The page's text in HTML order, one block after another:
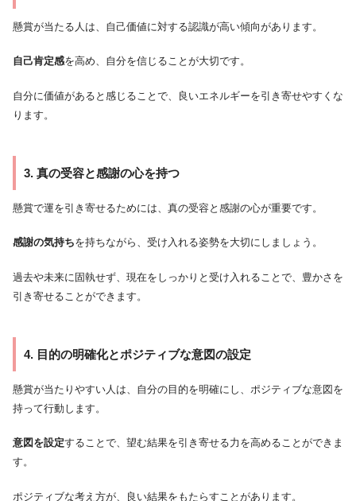
懸賞が当たる人は、自己価値に対する認識が高い傾向があります。
自己肯定感を高め、自分を信じることが大切です。
自分に価値があると感じることで、良いエネルギーを引き寄せやすくな
ります。
3. 真の受容と感謝の心を持つ
懸賞で運を引き寄せるためには、真の受容と感謝の心が重要です。
感謝の気持ちを持ちながら、受け入れる姿勢を大切にしましょう。
過去や未来に固執せず、現在をしっかりと受け入れることで、豊かさを
引き寄せることができます。
4. 目的の明確化とポジティブな意図の設定
懸賞が当たりやすい人は、自分の目的を明確にし、ポジティブな意図を
持って行動します。
意図を設定することで、望む結果を引き寄せる力を高めることができま
す。
ポジティブな考え方が、良い結果をもたらすことがあります。